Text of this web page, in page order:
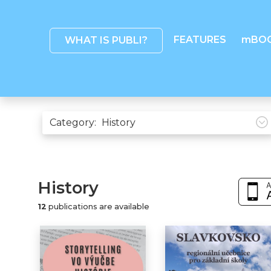
WHAT IS PUBLI? FEATURES
Category:
History
12 publications are available